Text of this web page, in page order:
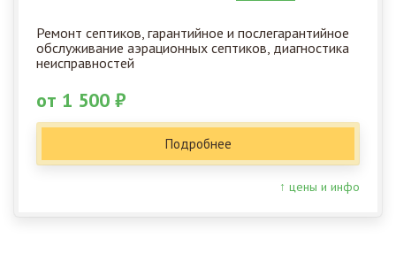
Ремонт септиков, гарантийное и послегарантийное
обслуживание аэрационных септиков, диагностика
неисправностей
от 1 500 ₽
Подробнее
↑ цены и инфо